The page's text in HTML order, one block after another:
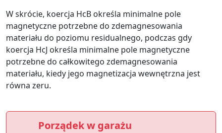
W skrócie, koercja HcB określa minimalne pole
magnetyczne potrzebne do zdemagnesowania
materiału do poziomu residualnego, podczas gdy
koercja HcJ określa minimalne pole magnetyczne
potrzebne do całkowitego zdemagnesowania
materiału, kiedy jego magnetizacja wewnętrzna jest
równa zeru.
Porządek w garażu